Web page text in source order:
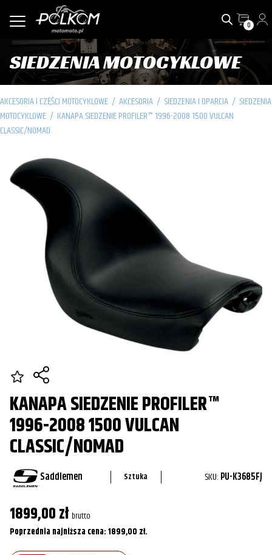
0
SIEDZENIA MOTOCYKLOWE
AKCESORIA I CZĘŚCI MOTOCYKLOWE / AKCESORIA / SIEDZENIA I OPARCIA / SIEDZENIA
MOTOCYKLOWE / KANAPA SIEDZENIE PROFILER™ 1996-2008 1500 VULCAN
CLASSIC/NOMAD
KANAPA SIEDZENIE PROFILER™
1996-2008 1500 VULCAN
CLASSIC/NOMAD
Saddlemen Sztuka SKU: PU-K3685FJ
1899,00zł brutto
Poprzednia najniższa cena:1899,00 zł.